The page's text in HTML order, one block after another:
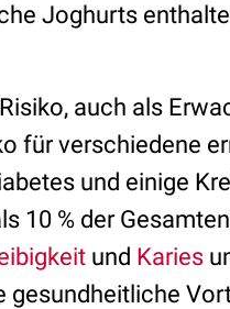
Joghurts
auch als
für verschiedene
und einige
10 % der
und Karies
gesundheitliche